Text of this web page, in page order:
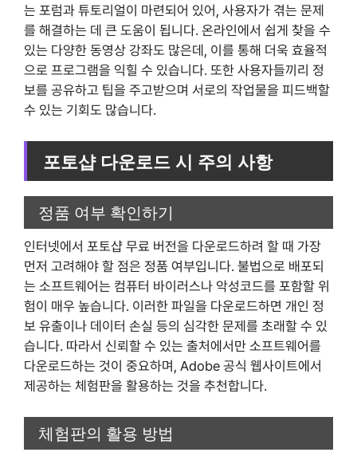
는 포럼과 튜토리얼이 마련되어 있어, 사용자가 겪는 문제
를 해결하는 데 큰 도움이 됩니다. 온라인에서 쉽게 찾을 수
있는 다양한 동영상 강좌도 많은데, 이를 통해 더욱 효율적
으로 프로그램을 익힐 수 있습니다. 또한 사용자들끼리 정
보를 공유하고 팁을 주고받으며 서로의 작업물을 피드백할
수 있는 기회도 많습니다.
포토샵 다운로드 시 주의 사항
정품 여부 확인하기
인터넷에서 포토샵 무료 버전을 다운로드하려 할 때 가장
먼저 고려해야 할 점은 정품 여부입니다. 불법으로 배포되
는 소프트웨어는 컴퓨터 바이러스나 악성코드를 포함할 위
험이 매우 높습니다. 이러한 파일을 다운로드하면 개인 정
보 유출이나 데이터 손실 등의 심각한 문제를 초래할 수 있
습니다. 따라서 신뢰할 수 있는 출처에서만 소프트웨어를
다운로드하는 것이 중요하며, Adobe 공식 웹사이트에서
제공하는 체험판을 활용하는 것을 추천합니다.
체험판의 활용 방법